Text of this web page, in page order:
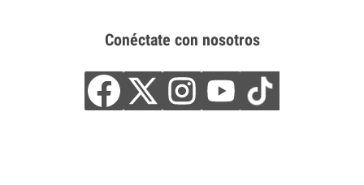
Conéctate con nosotros